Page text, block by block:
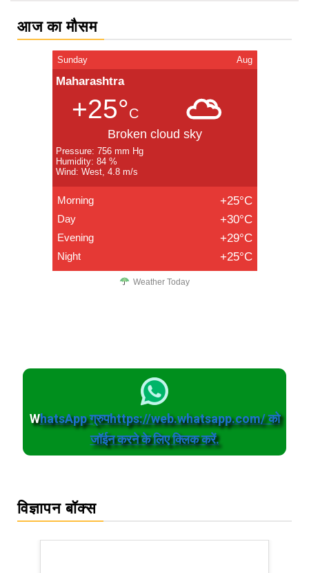
आज का मौसम
Sunday Aug
Maharashtra
+25°C
Broken cloud sky
Pressure: 756 mm Hg
Humidity: 84 %
Wind: West, 4.8 m/s
Morning +25°C
Day +30°C
Evening +29°C
Night +25°C
Weather Today
WhatsApp ग्रुपhttps://web.whatsapp.com/ को
जॉईन करने के लिए क्लिक करें.
विज्ञापन बॉक्स